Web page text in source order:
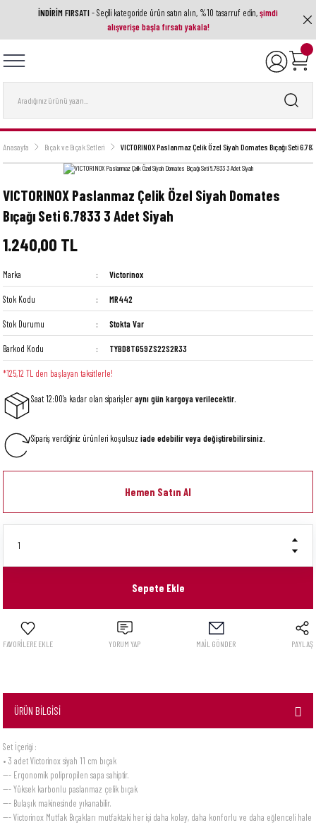
İNDİRİM FIRSATI- Seçili kategoride ürün satın alın, %10 tasarruf edin,şimdi
alışverişe başla fırsatı yakala!
Geri Dön
Aletleri
Geri Dön
Geri Dön
Ekipmanı
Geri Dön
Ve Aksesuarlar
Geri Dön
Anasayfa Bıçak ve Bıçak Setleri VICTORINOX Paslanmaz Çelik Özel Siyah Domates Bıçağı Seti
VICTORINOX Paslanmaz Çelik Özel Siyah Domates
Bıçağı Seti 6.7833 3 Adet Siyah
1.240,00 TL
Marka Victorinox
Stok Kodu MR442
Stok Durumu Stokta Var
Barkod Kodu TYBD8TG59ZS22S2R33
*125,12 TL den başlayan taksitlerle!
Saat 12:00'a kadar olan siparişleraynı gün kargoya verilecektir.
Sipariş verdiğiniz ürünleri koşulsuziade edebilir veya değiştirebilirsiniz.
Hemen Satın Al
Sepete Ekle
YORUM YAP MAİL GÖNDER PAYLAŞ
ÜRÜN BİLGİSİ
Set İçeriği :
• 3 adet Victorinox siyah 11 cm bıçak
--- Ergonomik polipropilen sapa sahiptir.
--- Yüksek karbonlu paslanmaz çelik bıçak
--- Bulaşık makinesinde yıkanabilir.
--- Victorinox Mutfak Bıçakları mutfaktaki her işi daha kolay, daha konforlu ve daha eğlenceli hale